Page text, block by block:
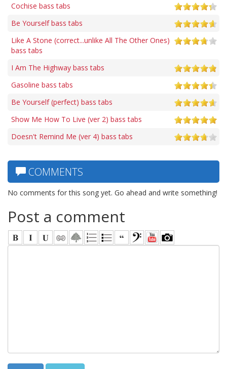
Cochise bass tabs
Be Yourself bass tabs
Like A Stone (correct...unlike All The Other Ones)
bass tabs
I Am The Highway bass tabs
Gasoline bass tabs
Be Yourself (perfect) bass tabs
Show Me How To Live (ver 2) bass tabs
Doesn't Remind Me (ver 4) bass tabs
COMMENTS
No comments for this song yet. Go ahead and write something!
Post a comment